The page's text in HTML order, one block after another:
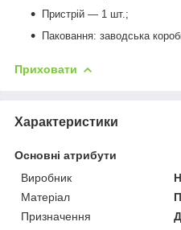
Пристрій — 1 шт.;
Паковання: заводська
Приховати
Характеристики
Основні атрибути
Виробник
Матеріал
Призначення